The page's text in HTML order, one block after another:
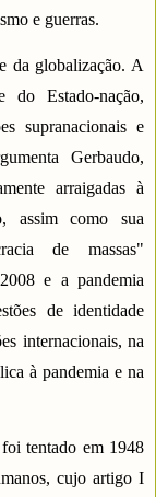
e guerras.
da globalização. A
do Estado-nação,
supranacionais e
Gerbaudo,
arraigadas à
assim como sua
de massas"
e a pandemia
de identidade
internacionais, na
à pandemia e na
tentado em 1948
cujo artigo I